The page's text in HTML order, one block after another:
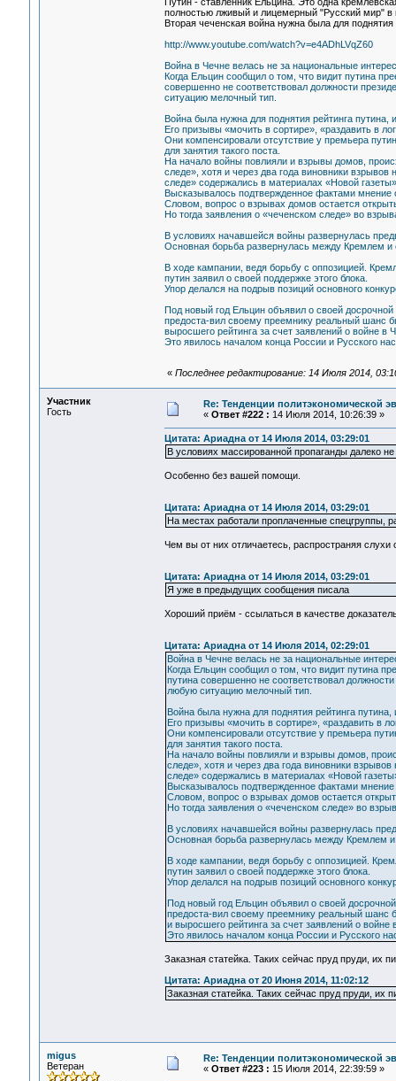
полностью лживый и лицемерный "Русский мир"
Вторая чеченская война нужна была для
http://www.youtube.com/watch?v=e4ADhLVqZ60
Война в Чечне велась не за национальные
Когда Ельцин сообщил о том, что видит путина
совершенно не соответствовал должности
ситуацию мелочный тип.
Война была нужна для поднятия рейтинга путина,
Его призывы «мочить в сортире», «раздавить в
Они компенсировали отсутствие у премьера
для занятия такого поста.
На начало войны повлияли и взрывы домов,
следе», хотя и через два года виновники
следе» содержались в материалах «Новой
Высказывалось подтвержденное фактами мнение
Словом, вопрос о взрывах домов остается
Но тогда заявления о «чеченском следе» во
В условиях начавшейся войны развернулась
Основная борьба развернулась между Кремлем
В ходе кампании, ведя борьбу с оппозицией.
путин заявил о своей поддержке этого блока.
Упор делался на подрыв позиций основного
Под новый год Ельцин объявил о своей
предоста-вил своему преемнику реальный шанс
выросшего рейтинга за счет заявлений о войне в
Это явилось началом конца России и Русского
« Последнее редактирование: 14 Июля 2014,
Участник
Гость
Re: Тенденции политэкономической
« Ответ #222 : 14 Июля 2014, 10:26:39 »
Цитата: Ариадна от 14 Июля 2014, 03:29:01
В условиях массированной пропаганды далеко
Особенно без вашей помощи.
Цитата: Ариадна от 14 Июля 2014, 03:29:01
На местах работали проплаченные спецгруппы,
Чем вы от них отличаетесь, распространяя
Цитата: Ариадна от 14 Июля 2014, 03:29:01
Я уже в предыдущих сообщения писала
Хороший приём - ссылаться в качестве
Цитата: Ариадна от 14 Июля 2014, 02:29:01
Война в Чечне велась не за национальные
Когда Ельцин сообщил о том, что видит путина
путина совершенно не соответствовал
любую ситуацию мелочный тип.
Война была нужна для поднятия рейтинга
Его призывы «мочить в сортире», «раздавить в
Они компенсировали отсутствие у премьера
для занятия такого поста.
На начало войны повлияли и взрывы домов,
следе», хотя и через два года виновники
следе» содержались в материалах «Новой
Высказывалось подтвержденное фактами
Словом, вопрос о взрывах домов остается
Но тогда заявления о «чеченском следе» во
В условиях начавшейся войны развернулась
Основная борьба развернулась между Кремлем
В ходе кампании, ведя борьбу с оппозицией.
путин заявил о своей поддержке этого блока.
Упор делался на подрыв позиций основного
Под новый год Ельцин объявил о своей
предоста-вил своему преемнику реальный шанс
и выросшего рейтинга за счет заявлений о войне
Это явилось началом конца России и Русского
Заказная статейка. Таких сейчас пруд пруди, их
Цитата: Ариадна от 20 Июня 2014, 11:02:12
Заказная статейка. Таких сейчас пруд пруди,
migus
Ветеран
Re: Тенденции политэкономической
« Ответ #223 : 15 Июля 2014, 22:39:59 »